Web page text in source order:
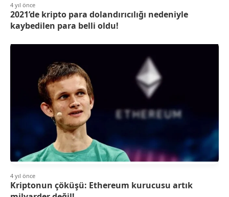
4 yıl önce
2021’de kripto para dolandırıcılığı nedeniyle
kaybedilen para belli oldu!
4 yıl önce
Kriptonun çöküşü: Ethereum kurucusu artık